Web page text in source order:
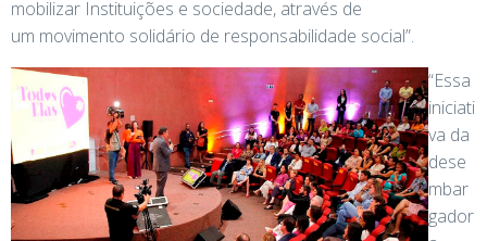
mobilizar Instituições e sociedade, através de
um movimento solidário de responsabilidade social”.
“Essa
iniciati
va da
dese
mbar
gador